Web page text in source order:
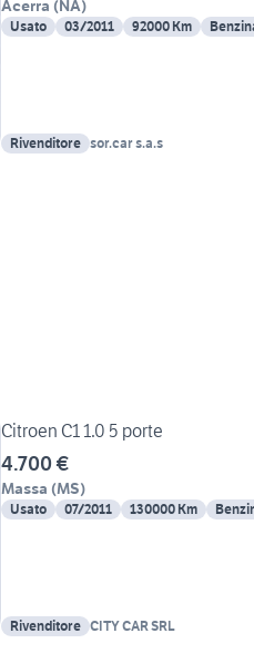
Acerra (NA)
Usato 03/2011 92000 Km
Rivenditore sor.car s.a.s
Citroen C1 1.0 5 porte
4.700 €
Massa (MS)
Usato 07/2011 130000 Km
Rivenditore CITY CAR SRL